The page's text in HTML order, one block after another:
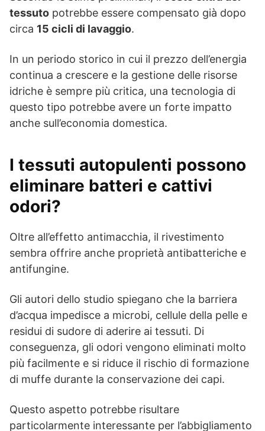
tessuto potrebbe essere compensato già dopo
circa 15 cicli di lavaggio.
In un periodo storico in cui il prezzo dell’energia
continua a crescere e la gestione delle risorse
idriche è sempre più critica, una tecnologia di
questo tipo potrebbe avere un forte impatto
anche sull’economia domestica.
I tessuti autopulenti possono
eliminare batteri e cattivi
odori?
Oltre all’effetto antimacchia, il rivestimento
sembra offrire anche proprietà antibatteriche e
antifungine.
Gli autori dello studio spiegano che la barriera
d’acqua impedisce a microbi, cellule della pelle e
residui di sudore di aderire ai tessuti. Di
conseguenza, gli odori vengono eliminati molto
più facilmente e si riduce il rischio di formazione
di muffe durante la conservazione dei capi.
Questo aspetto potrebbe risultare
particolarmente interessante per l’abbigliamento